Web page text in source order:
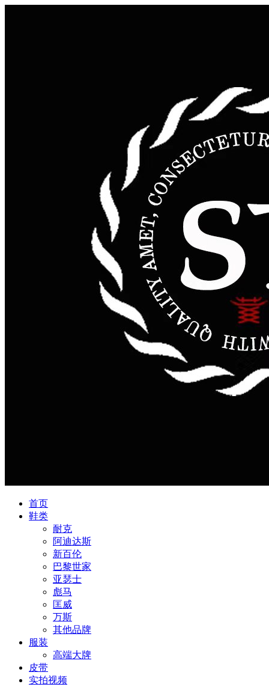
首页
鞋类
耐克
阿迪达斯
新百伦
巴黎世家
亚瑟士
彪马
匡威
万斯
其他品牌
服装
高端大牌
皮带
实拍视频